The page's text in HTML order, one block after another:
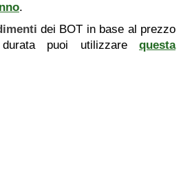
.
dei BOT in base al prezzo
puoi utilizzare questa